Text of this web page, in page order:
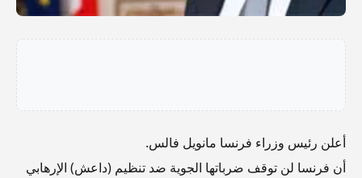
أعلن رئيس وزراء فرنسا مانويل فالس.
أن فرنسا لن توقف ضرباتها الجوية ضد تنظيم (داعش) الإرهابي